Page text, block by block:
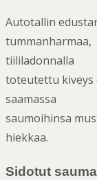
Autotallin
tummanharmaa,
tiililadonnalla
toteutettu kiveys
saamassa
saumoihinsa
hiekkaa.
Sidotut